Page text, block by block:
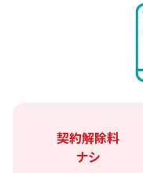
契約解除料
ナシ